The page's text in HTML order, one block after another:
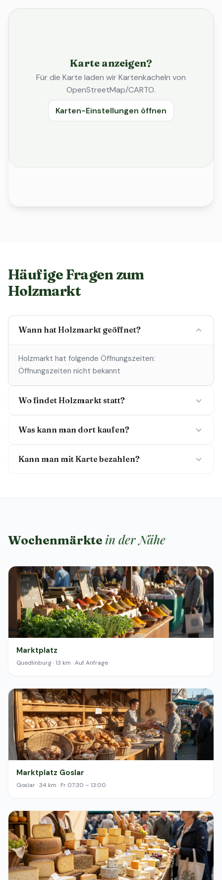
Karte anzeigen?
Für die Karte laden wir Kartenkacheln von
OpenStreetMap/CARTO.
Karten-Einstellungen öffnen
Häufige Fragen zum
Holzmarkt
Wann hat Holzmarkt geöffnet?
Holzmarkt hat folgende Öffnungszeiten:
Öffnungszeiten nicht bekannt
Wo findet Holzmarkt statt?
Was kann man dort kaufen?
Kann man mit Karte bezahlen?
Wochenmärkte in der Nähe
Marktplatz
Quedlinburg · 13 km · Auf Anfrage
Marktplatz Goslar
Goslar · 34 km · Fr 07:30 – 13:00